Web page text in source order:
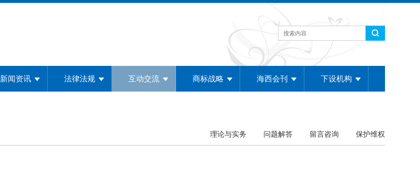
新闻资讯 法律法规 互动交流 商标战略 海西会刊 下设机构
理论与实务 问题解答 留言咨询 保护维权